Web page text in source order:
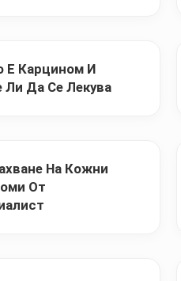
Е Карцином И
Да Се Лекува
На Кожни
От